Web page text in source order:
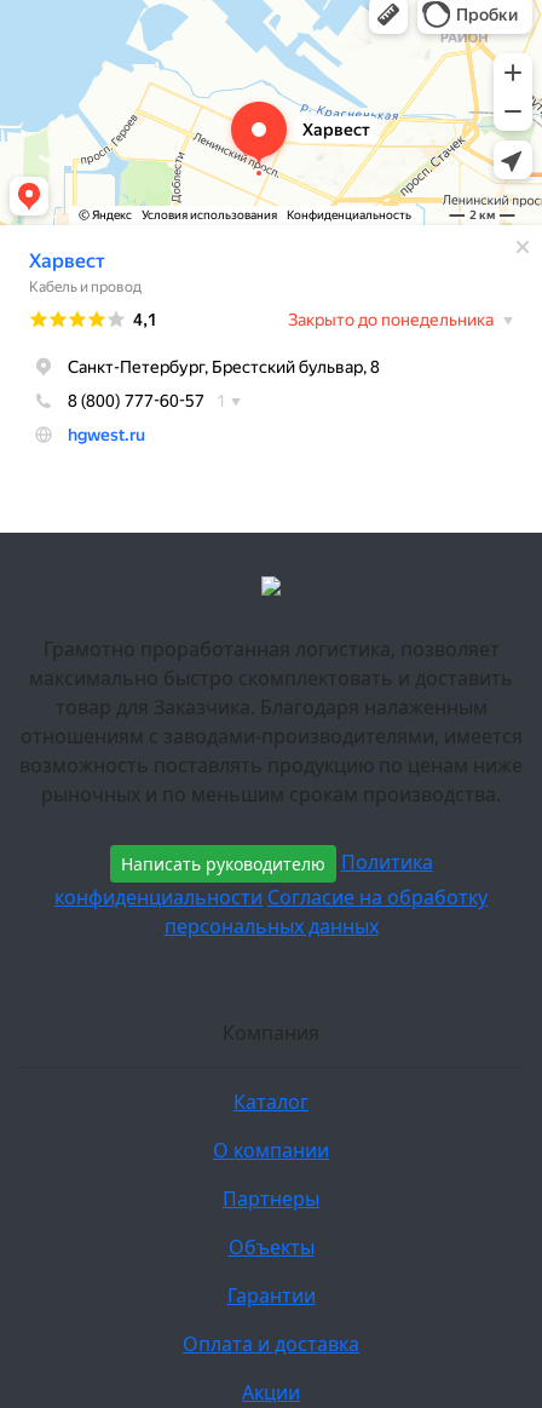
Грамотно проработанная логистика, позволяет
максимально быстро скомплектовать и доставить
товар для Заказчика. Благодаря налаженным
отношениям с заводами-производителями, имеется
возможность поставлять продукцию по ценам ниже
рыночных и по меньшим срокам производства.
Написать руководителю
Политика
конфиденциальности Согласие на обработку
персональных данных
Компания
Каталог
О компании
Партнеры
Объекты
Гарантии
Оплата и доставка
Акции